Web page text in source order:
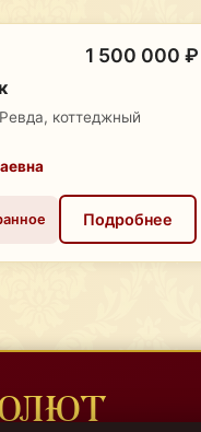
1 500 000 ₽
коттеджный
Подробнее